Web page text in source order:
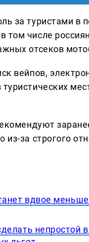
за туристами в
числе
отсеков
вейпов,
из-за строгого
вдвое